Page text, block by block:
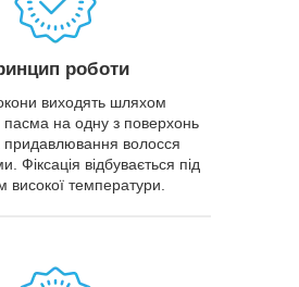
роботи
виходять шляхом
на одну з поверхонь
придавлювання волосся
Фіксація відбувається під
високої температури.